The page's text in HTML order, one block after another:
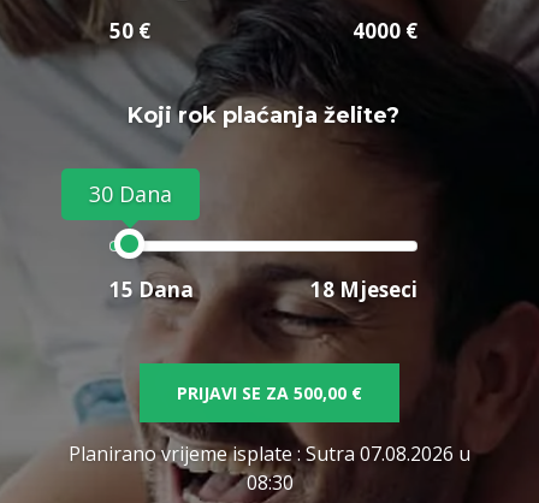
50 € 4000 €
Koji rok plaćanja želite?
30 Dana
15 Dana 18 Mjeseci
PRIJAVI SE ZA 500,00 €
Planirano vrijeme isplate: Sutra 07.08.2026 u
08:30